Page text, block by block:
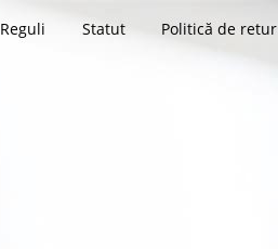
Reguli Statut Politică de retur